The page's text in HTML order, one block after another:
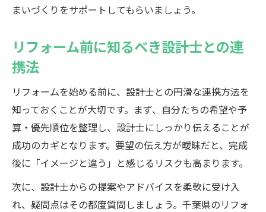
まいづくりをサポートしてもらいましょう。
リフォーム前に知るべき設計士との連
携法
リフォームを始める前に、設計士との円滑な連携方法を
知っておくことが大切です。まず、自分たちの希望や予
算・優先順位を整理し、設計士にしっかり伝えることが
成功のカギとなります。要望の伝え方が曖昧だと、完成
後に「イメージと違う」と感じるリスクも高まります。
次に、設計士からの提案やアドバイスを柔軟に受け入
れ、疑問点はその都度質問しましょう。千葉県のリフォ